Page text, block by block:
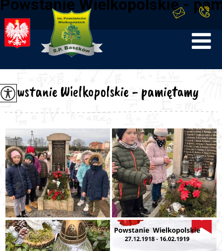
Powstanie Wielkopolskie -
Powstanie Wielkopolskie - pamiętamy